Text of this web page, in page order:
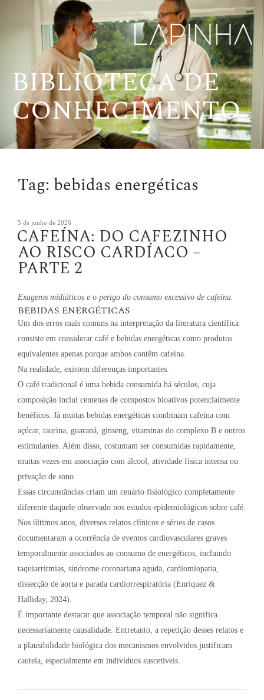
BIBLIOTECA DE
CONHECIMENTO
Tag: bebidas energéticas
Publicado
em
5 de junho de 2026
CAFEÍNA: DO CAFEZINHO
AO RISCO CARDÍACO –
PARTE 2
Exageros midiáticos e o perigo do consumo excessivo de cafeína.
BEBIDAS ENERGÉTICAS
Um dos erros mais comuns na interpretação da literatura científica
consiste em considerar café e bebidas energéticas como produtos
equivalentes apenas porque ambos contêm cafeína.
Na realidade, existem diferenças importantes.
O café tradicional é uma bebida consumida há séculos, cuja
composição inclui centenas de compostos bioativos potencialmente
benéficos. Já muitas bebidas energéticas combinam cafeína com
açúcar, taurina, guaraná, ginseng, vitaminas do complexo B e outros
estimulantes. Além disso, costumam ser consumidas rapidamente,
muitas vezes em associação com álcool, atividade física intensa ou
privação de sono.
Essas circunstâncias criam um cenário fisiológico completamente
diferente daquele observado nos estudos epidemiológicos sobre café.
Nos últimos anos, diversos relatos clínicos e séries de casos
documentaram a ocorrência de eventos cardiovasculares graves
temporalmente associados ao consumo de energéticos, incluindo
taquiarritmias, síndrome coronariana aguda, cardiomiopatia,
dissecção de aorta e parada cardiorrespiratória (Enriquez &
Halliday, 2024).
É importante destacar que associação temporal não significa
necessariamente causalidade. Entretanto, a repetição desses relatos e
a plausibilidade biológica dos mecanismos envolvidos justificam
cautela, especialmente em indivíduos suscetíveis.